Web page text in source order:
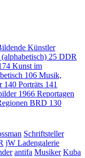
Künstler
25 DDR
Kunst im
106 Musik,
140 Porträts 141
1966 Reportagen
BRD 130
Schriftsteller
jW Ladengalerie
antifa Musiker Kuba